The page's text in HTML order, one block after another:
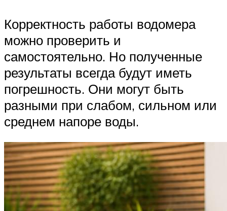
Корректность работы водомера
можно проверить и
самостоятельно. Но полученные
результаты всегда будут иметь
погрешность. Они могут быть
разными при слабом, сильном или
среднем напоре воды.